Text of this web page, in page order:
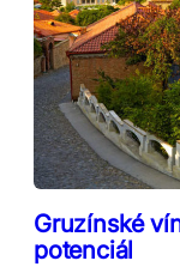
Gruzínské
potenciál